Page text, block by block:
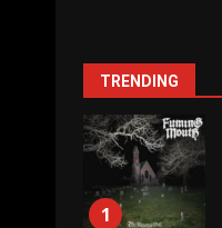
TRENDING
1